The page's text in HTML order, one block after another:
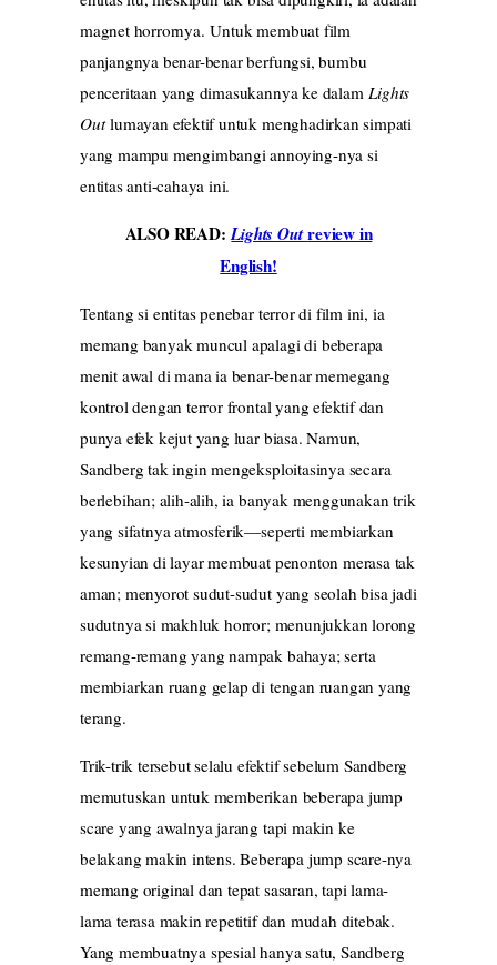
magnet horrornya. Untuk membuat film
panjangnya benar-benar berfungsi, bumbu
penceritaan yang dimasukannya ke dalam Lights
Outlumayan efektif untuk menghadirkan simpati
yang mampu mengimbangi annoying-nya si
entitas anti-cahaya ini.
ALSO READ:Lights Outreview in
English!
Tentang si entitas penebar terror di film ini, ia
memang banyak muncul apalagi di beberapa
menit awal di mana ia benar-benar memegang
kontrol dengan terror frontal yang efektif dan
punya efek kejut yang luar biasa. Namun,
Sandberg tak ingin mengeksploitasinya secara
berlebihan; alih-alih, ia banyak menggunakan trik
yang sifatnya atmosferik—seperti membiarkan
kesunyian di layar membuat penonton merasa tak
aman; menyorot sudut-sudut yang seolah bisa jadi
sudutnya si makhluk horror; menunjukkan lorong
remang-remang yang nampak bahaya; serta
membiarkan ruang gelap di tengan ruangan yang
terang.
Trik-trik tersebut selalu efektif sebelum Sandberg
memutuskan untuk memberikan beberapa jump
scare yang awalnya jarang tapi makin ke
belakang makin intens. Beberapa jump scare-nya
memang original dan tepat sasaran, tapi lama-
lama terasa makin repetitif dan mudah ditebak.
Yang membuatnya spesial hanya satu, Sandberg